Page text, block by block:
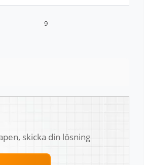
9
skicka din lösning